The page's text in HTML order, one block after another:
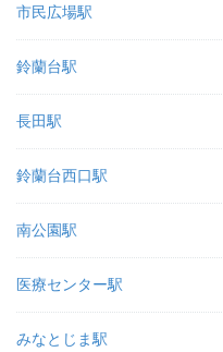
市民広場駅
鈴蘭台駅
長田駅
鈴蘭台西口駅
南公園駅
医療センター駅
みなとじま駅